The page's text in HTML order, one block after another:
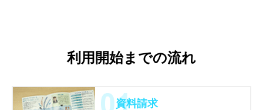
利用開始までの流れ
資料請求